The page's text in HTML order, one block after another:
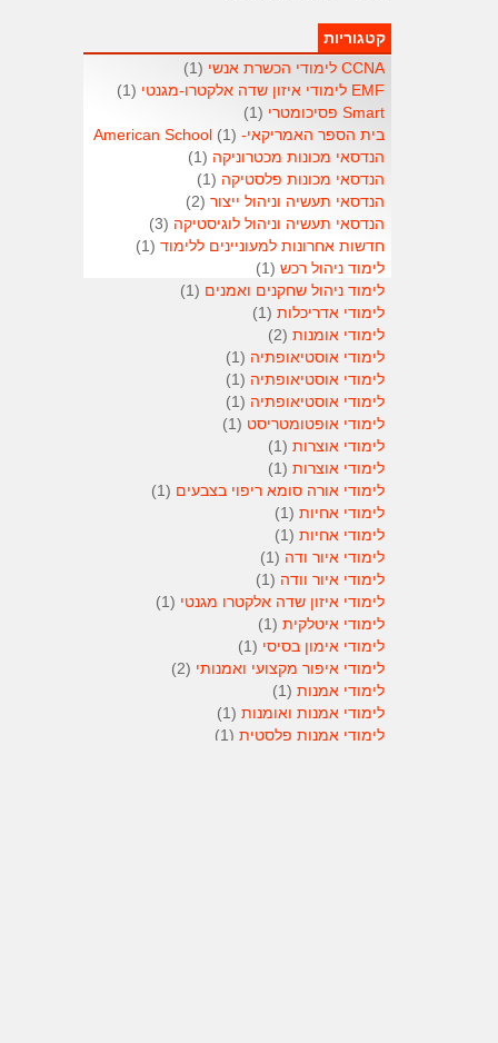
קטגוריות
CCNA לימודי הכשרת אנשי
(1)
EMF לימודי איזון שדה אלקטרו-מגנטי
(1)
Smart פסיכומטרי
(1)
בית הספר האמריקאי- American School (1)
הנדסאי מכונות מכטרוניקה (1)
הנדסאי מכונות פלסטיקה (1)
הנדסאי תעשיה וניהול ייצור (2)
הנדסאי תעשיה וניהול לוגיסטיקה (3)
חדשות אחרונות למעוניינים ללימוד (1)
לימוד ניהול רכש (1)
לימוד ניהול שחקנים ואמנים (1)
לימודי אדריכלות (1)
לימודי אומנות (2)
לימודי אוסטיאופתיה (1)
לימודי אוסטיאופתיה (1)
לימודי אוסטיאופתיה (1)
לימודי אופטומטריסט (1)
לימודי אוצרות (1)
לימודי אוצרות (1)
לימודי אורה סומא ריפוי בצבעים (1)
לימודי אחיות (1)
לימודי אחיות (1)
לימודי איור ודה (1)
לימודי איור וודה (1)
לימודי איזון שדה אלקטרו מגנטי (1)
לימודי איטלקית (1)
לימודי אימון בסיסי (1)
לימודי איפור מקצועי ואמנותי (2)
לימודי אמנות (1)
לימודי אמנות ואומנות (1)
לימודי אמנות פלסטית (1)